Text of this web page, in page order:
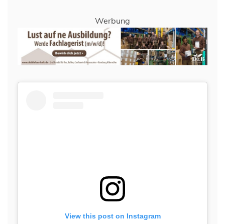
Werbung
View this post on Instagram